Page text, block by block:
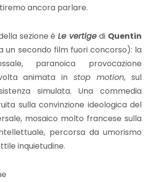
ancora parlare.
sezione èLe vertige di Quentin
un secondo film fuori concorso): la
paranoica provocazione
animata in stop motion, sul
simulata. Una commedia
sulla convinzione ideologica del
mosaico molto francese sulla
percorsa da umorismo
inquietudine.